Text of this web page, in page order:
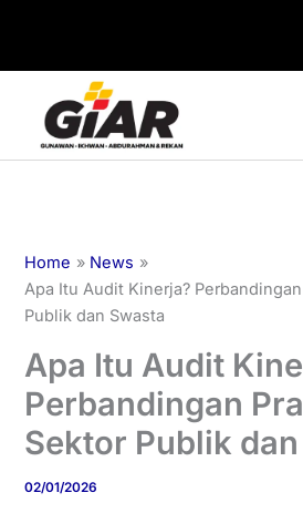
Home
News
Apa Itu Audit Kinerja?
Publik dan Swasta
Apa Itu Audit
Perbandingan
Sektor Publik
02/01/2026